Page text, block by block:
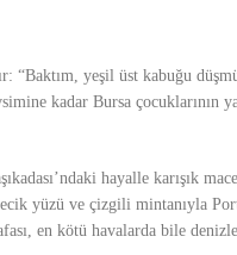
“Baktım, yeşil üst kabuğu
kadar Bursa
hayalle karışık
yüzü ve çizgili mintanıyla
en kötü havalarda bile